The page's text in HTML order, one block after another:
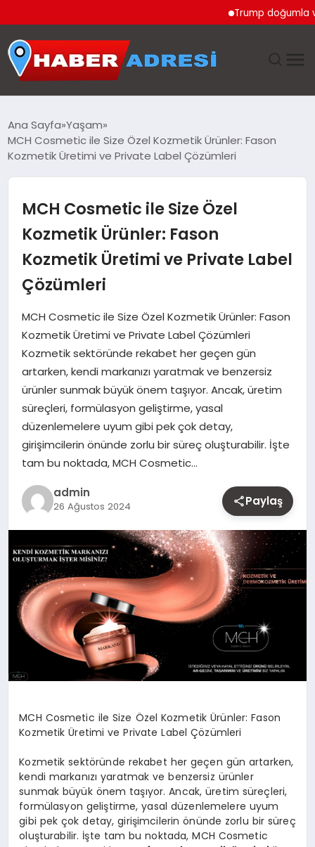
Trump doğumla
GÜNDEM
TEKNOLOJI
EĞITIM
MAGAZIN
YAŞAM
OTOMOBIL
Ana Sayfa Yaşam
MCH Cosmetic ile Size Özel Kozmetik Ürünler: Fason
Kozmetik Üretimi ve Private Label Çözümleri
MCH Cosmetic ile Size Özel
Kozmetik Ürünler: Fason
Kozmetik Üretimi ve Private Label
Çözümleri
MCH Cosmetic ile Size Özel Kozmetik Ürünler: Fason
Kozmetik Üretimi ve Private Label Çözümleri
Kozmetik sektöründe rekabet her geçen gün
artarken, kendi markanızı yaratmak ve benzersiz
ürünler sunmak büyük önem taşıyor. Ancak, üretim
süreçleri, formülasyon geliştirme, yasal
düzenlemelere uyum gibi pek çok detay,
girişimcilerin önünde zorlu bir süreç oluşturabilir. İşte
tam bu noktada, MCH Cosmetic…
admin
26 Ağustos 2024 Paylaş
MCH Cosmetic ile Size Özel Kozmetik Ürünler: Fason
Kozmetik Üretimi ve Private Label Çözümleri
Kozmetik sektöründe rekabet her geçen gün artarken,
kendi markanızı yaratmak ve benzersiz ürünler
sunmak büyük önem taşıyor. Ancak, üretim süreçleri,
formülasyon geliştirme, yasal düzenlemelere uyum
gibi pek çok detay, girişimcilerin önünde zorlu bir süreç
oluşturabilir. İşte tam bu noktada, MCH Cosmetic